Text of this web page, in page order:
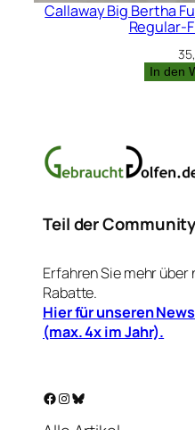
Callaway Big Bertha
Regular-
In den
Teil der
Erfahren Sie mehr über
Rabatte.
Hier für unseren
(max. 4x im Jahr).
Facebook Instagram Bluesky
Alle Artikel